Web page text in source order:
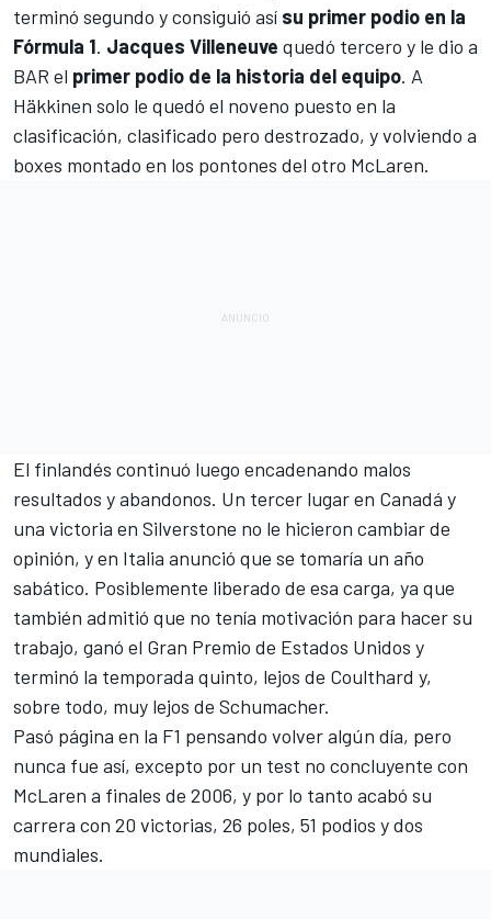
terminó segundo y consiguió así su primer podio en la
Fórmula 1. Jacques Villeneuve quedó tercero y le dio a
BAR el primer podio de la historia del equipo. A
Häkkinen solo le quedó el noveno puesto en la
clasificación, clasificado pero destrozado, y volviendo a
boxes montado en los pontones del otro McLaren.
El finlandés continuó luego encadenando malos
resultados y abandonos. Un tercer lugar en Canadá y
una victoria en Silverstone no le hicieron cambiar de
opinión, y en Italia anunció que se tomaría un año
sabático. Posiblemente liberado de esa carga, ya que
también admitió que no tenía motivación para hacer su
trabajo, ganó el Gran Premio de Estados Unidos y
terminó la temporada quinto, lejos de Coulthard y,
sobre todo, muy lejos de Schumacher.
Pasó página en la F1 pensando volver algún día, pero
nunca fue así, excepto por un test no concluyente con
McLaren a finales de 2006, y por lo tanto acabó su
carrera con 20 victorias, 26 poles, 51 podios y dos
mundiales.